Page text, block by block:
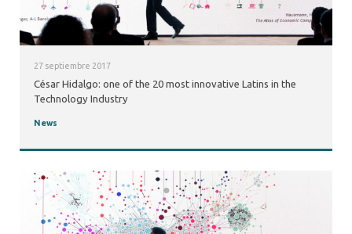
27 septiembre 2017
César Hidalgo: one of the 20 most innovative Latins in the
Technology Industry
News